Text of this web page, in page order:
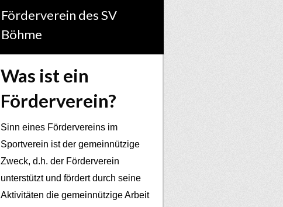
Förderverein des SV
Böhme
Was ist ein
Förderverein?
Sinn eines Fördervereins im
Sportverein ist der gemeinnützige
Zweck, d.h. der Förderverein
unterstützt und fördert durch seine
Aktivitäten die gemeinnützige Arbeit